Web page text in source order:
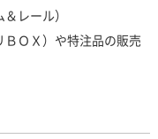
レール）
ＢＯＸ）や特注品の販売